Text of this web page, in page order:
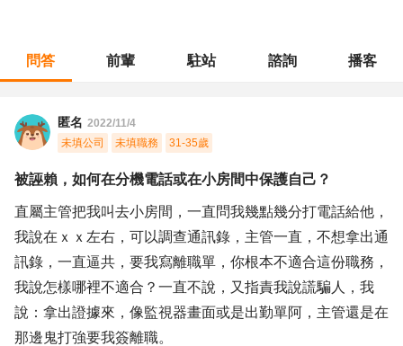
問答 前輩 駐站 諮詢 播客
匿名 2022/11/4
未填公司
未填職務 31-35歲
被誣賴，如何在分機電話或在小房間中保護自己？
直屬主管把我叫去小房間，一直問我幾點幾分打電話給他，
我說在ｘｘ左右，可以調查通訊錄，主管一直，不想拿出通
訊錄，一直逼共，要我寫離職單，你根本不適合這份職務，
我說怎樣哪裡不適合？一直不說，又指責我說謊騙人，我
說：拿出證據來，像監視器畫面或是出勤單阿，主管還是在
那邊鬼打強要我簽離職。